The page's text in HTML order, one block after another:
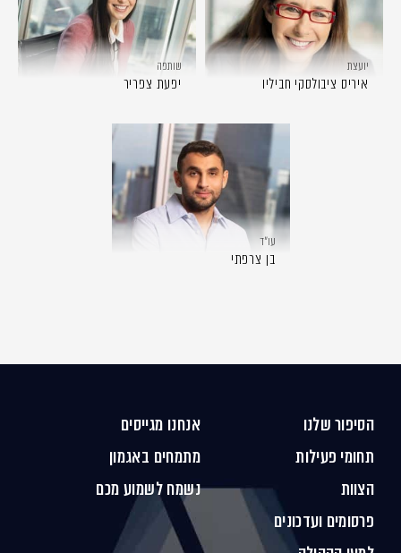
יועצת
איריס ציבולסקי חביליו
שותפה
יפעת צפריר
עו״ד
בן צרפתי
הסיפור שלנו
תחומי פעילות
הצוות
פרסומים ועדכונים
אנחנו מגייסים
מתמחים באגמון
נשמח לשמוע מכם